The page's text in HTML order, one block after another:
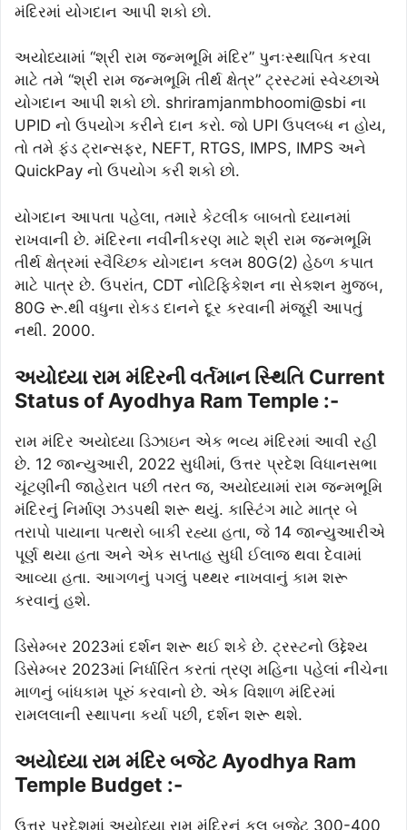
મંદિરમાં યોગદાન આપી શકો છો.
અયોધ્યામાં “શ્રી રામ જન્મભૂમિ મંદિર” પુનઃસ્થાપિત કરવા
માટે તમે “શ્રી રામ જન્મભૂમિ તીર્થ ક્ષેત્ર” ટ્રસ્ટમાં સ્વેચ્છાએ
યોગદાન આપી શકો છો. shriramjanmbhoomi@sbi ના
UPID નો ઉપયોગ કરીને દાન કરો. જો UPI ઉપલબ્ધ ન હોય,
તો તમે ફંડ ટ્રાન્સફર, NEFT, RTGS, IMPS, IMPS અને
QuickPay નો ઉપયોગ કરી શકો છો.
યોગદાન આપતા પહેલા, તમારે કેટલીક બાબતો ધ્યાનમાં
રાખવાની છે. મંદિરના નવીનીકરણ માટે શ્રી રામ જન્મભૂમિ
તીર્થ ક્ષેત્રમાં સ્વૈચ્છિક યોગદાન કલમ 80G(2) હેઠળ કપાત
માટે પાત્ર છે. ઉપરાંત, CDT નોટિફિકેશન ના સેક્શન મુજબ,
80G રૂ.થી વધુના રોકડ દાનને દૂર કરવાની મંજૂરી આપતું
નથી. 2000.
અયોધ્યા રામ મંદિરની વર્તમાન સ્થિતિ Current
Status of Ayodhya Ram Temple :-
રામ મંદિર અયોધ્યા ડિઝાઇન એક ભવ્ય મંદિરમાં આવી રહી
છે. 12 જાન્યુઆરી, 2022 સુધીમાં, ઉત્તર પ્રદેશ વિધાનસભા
ચૂંટણીની જાહેરાત પછી તરત જ, અયોધ્યામાં રામ જન્મભૂમિ
મંદિરનું નિર્માણ ઝડપથી શરૂ થયું. કાસ્ટિંગ માટે માત્ર બે
તરાપો પાયાના પત્થરો બાકી રહ્યા હતા, જે 14 જાન્યુઆરીએ
પૂર્ણ થયા હતા અને એક સપ્તાહ સુધી ઈલાજ થવા દેવામાં
આવ્યા હતા. આગળનું પગલું પથ્થર નાખવાનું કામ શરૂ
કરવાનું હશે.
ડિસેમ્બર 2023માં દર્શન શરૂ થઈ શકે છે. ટ્રસ્ટનો ઉદ્દેશ્ય
ડિસેમ્બર 2023માં નિર્ધારિત કરતાં ત્રણ મહિના પહેલાં નીચેના
માળનું બાંધકામ પૂરું કરવાનો છે. એક વિશાળ મંદિરમાં
રામલલાની સ્થાપના કર્યા પછી, દર્શન શરૂ થશે.
અયોધ્યા રામ મંદિર બજેટ Ayodhya Ram
Temple Budget :-
ઉત્તર પ્રદેશમાં અયોધ્યા રામ મંદિરનું કુલ બજેટ 300-400